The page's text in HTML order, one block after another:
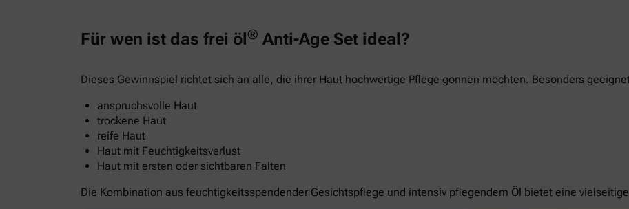
Für wen ist das frei öl® Anti-Age Set ideal?
Dieses Gewinnspiel richtet sich an alle, die ihrer Haut hochwertige Pflege gönnen möchten. Besonders
anspruchsvolle Haut
trockene Haut
reife Haut
Haut mit Feuchtigkeitsverlust
Haut mit ersten oder sichtbaren Falten
Die Kombination aus feuchtigkeitsspendender Gesichtspflege und intensiv pflegendem Öl bietet eine